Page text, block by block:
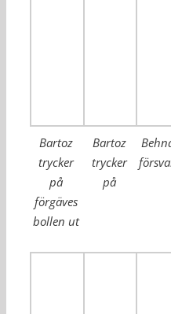
Bartoz
trycker
på
förgäves
bollen ut
Bartoz
trycker
på